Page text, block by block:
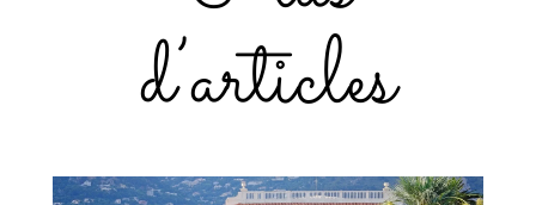
d’articles